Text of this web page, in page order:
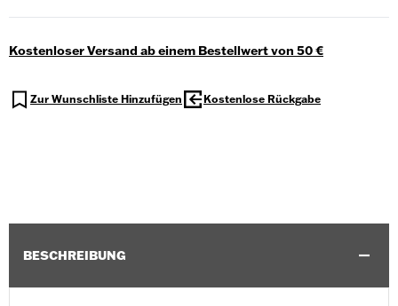
Kostenloser Versand ab einem Bestellwert von 50 €
Zur Wunschliste Hinzufügen Kostenlose Rückgabe
BESCHREIBUNG